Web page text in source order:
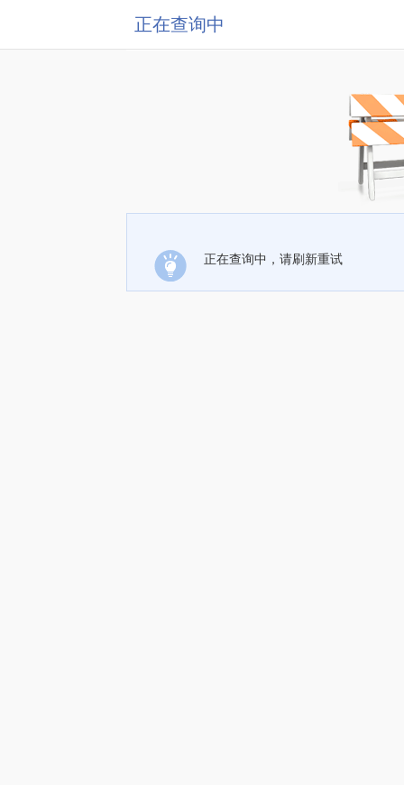
正在查询中
正在查询中，请刷新重试